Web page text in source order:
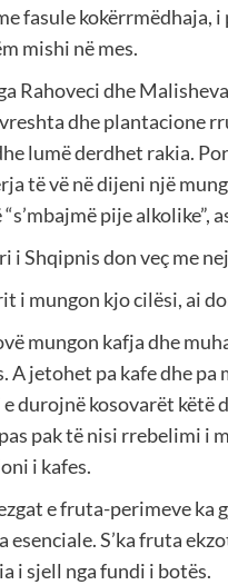
fasule kokërrmëdhaja,
mishi në mes.
Rahoveci dhe
dhe plantacione
lumë derdhet rakia.
të vë në dijeni një
pije alkolike”,
i Shqipnis don veç me
i mungon kjo cilësi, ai
mungon kafja dhe
A jetohet pa kafe dhe pa
e durojnë kosovarët këtë
pak të nisi rrebelimi i
i kafes.
e fruta-perimeve ka
esenciale. S’ka fruta
i sjell nga fundi i botës.